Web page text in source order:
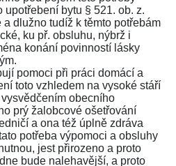
upotřebení bytu § 521. ob. z.
dlužno tudíž k těmto potřebám
ku př. obsluhu, nýbrž i
konání povinností lásky
pomoci při práci domácí a
toto vzhledem na vysoké stáří
obecního
prý žalobcové ošetřování
a ona též úplně zdráva
potřeba výpomoci a obsluhy
jest přirozeno a proto
bude nalehavější, a proto